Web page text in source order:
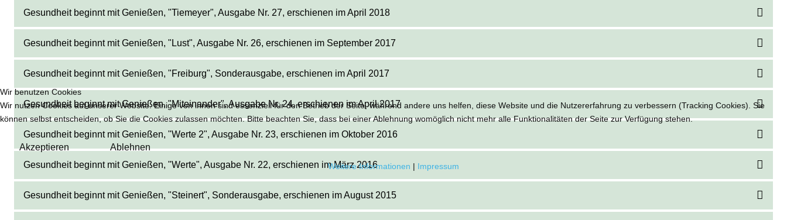
Gesundheit beginnt mit Genießen, "Tiemeyer", Ausgabe Nr. 27, erschienen im April 2018
Gesundheit beginnt mit Genießen, "Lust", Ausgabe Nr. 26, erschienen im September 2017
Gesundheit beginnt mit Genießen, "Freiburg", Sonderausgabe, erschienen im April 2017
Gesundheit beginnt mit Genießen, "Miteinander", Ausgabe Nr. 24, erschienen im April 2017
Gesundheit beginnt mit Genießen, "Werte 2", Ausgabe Nr. 23, erschienen im Oktober 2016
Gesundheit beginnt mit Genießen, "Werte", Ausgabe Nr. 22, erschienen im März 2016
Gesundheit beginnt mit Genießen, "Steinert", Sonderausgabe, erschienen im August 2015
Wir benutzen Cookies
Wir nutzen Cookies auf unserer Website. Einige von ihnen sind essenziell für den Betrieb der Seite, während andere uns helfen, diese Website und die Nutzererfahrung zu verbessern (Tracking Cookies). Sie
können selbst entscheiden, ob Sie die Cookies zulassen möchten. Bitte beachten Sie, dass bei einer Ablehnung womöglich nicht mehr alle Funktionalitäten der Seite zur Verfügung stehen.
Akzeptieren Ablehnen
Weitere Informationen | Impressum